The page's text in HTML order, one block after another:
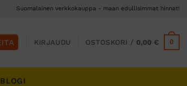
Suomalainen verkkokauppa - maan edullisimmat hinnat!
KIRJAUDU OSTOSKORI / 0,00€ 0
BLOGI